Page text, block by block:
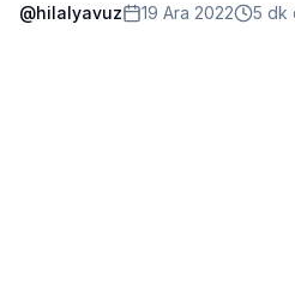
Sağlık
@hilalyavuz 19 Ara 2022 5 dk